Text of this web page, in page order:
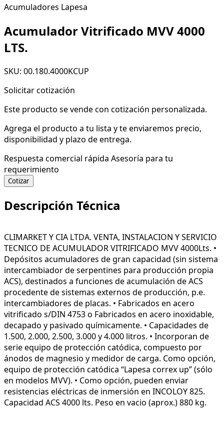
Acumuladores Lapesa
Acumulador Vitrificado MVV 4000
LTS.
SKU: 00.180.4000KCUP
Solicitar cotización
Este producto se vende con cotización personalizada.
Agrega el producto a tu lista y te enviaremos precio,
disponibilidad y plazo de entrega.
Respuesta comercial rápida Asesoría para tu
requerimiento
Cotizar
Descripción Técnica
CLIMARKET Y CIA LTDA. VENTA, INSTALACION Y SERVICIO
TECNICO DE ACUMULADOR VITRIFICADO MVV 4000Lts. •
Depósitos acumuladores de gran capacidad (sin sistema
intercambiador de serpentines para producción propia
ACS), destinados a funciones de acumulación de ACS
procedente de sistemas externos de producción, p.e.
intercambiadores de placas. • Fabricados en acero
vitrificado s/DIN 4753 o Fabricados en acero inoxidable,
decapado y pasivado químicamente. • Capacidades de
1.500, 2.000, 2.500, 3.000 y 4.000 litros. • Incorporan de
serie equipo de protección catódica, compuesto por
ánodos de magnesio y medidor de carga. Como opción,
equipo de protección catódica “Lapesa correx up” (sólo
en modelos MVV). • Como opción, pueden enviar
resistencias eléctricas de inmersión en INCOLOY 825.
Capacidad ACS 4000 lts. Peso en vacio (aprox.) 880 kg.